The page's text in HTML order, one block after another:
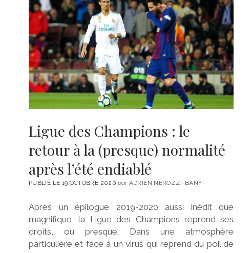
Ligue des Champions : le
retour à la (presque) normalité
après l’été endiablé
PUBLIÉ LE 19 OCTOBRE 2020parADRIEN NEROZZI-BANFI
Après un épilogue 2019-2020 aussi inédit que
magnifique, la Ligue des Champions reprend ses
droits, ou presque. Dans une atmosphère
particulière et face à un virus qui reprend du poil de